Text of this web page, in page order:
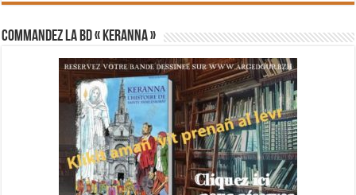
Commandez la BD « Keranna »